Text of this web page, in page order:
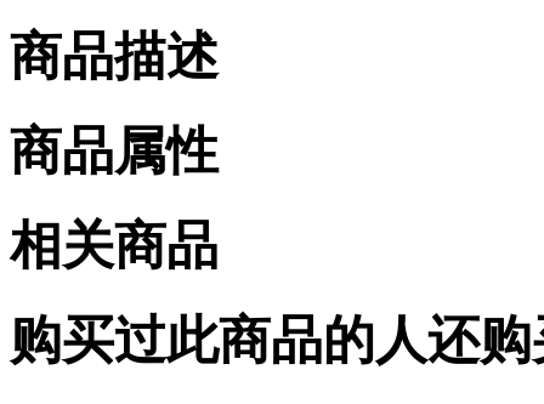
商品描述
商品属性
相关商品
购买过此商品的人还